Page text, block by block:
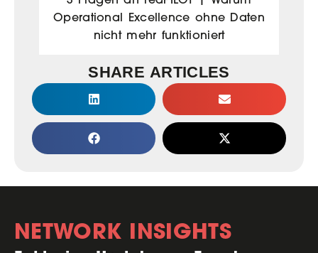
Operational Excellence ohne Daten
nicht mehr funktioniert
SHARE ARTICLES
NETWORK INSIGHTS